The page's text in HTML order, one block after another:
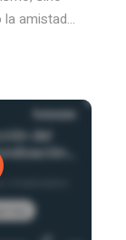
amistad...